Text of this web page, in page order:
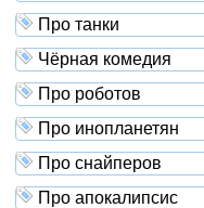
Про танки
Чёрная комедия
Про роботов
Про инопланетян
Про снайперов
Про апокалипсис